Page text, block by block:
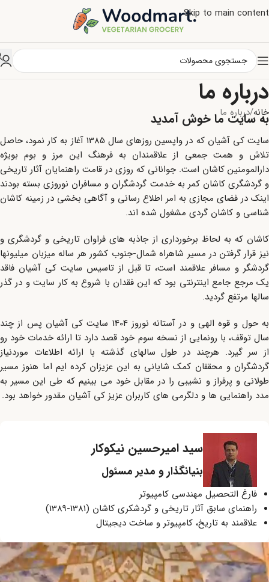
Skip to main content
درباره ما
خانه درباره ما
به سایت ما خوش آمدید
سایت کی آشیان که در واپسین روزهای سال 1385 آغاز به کار نمود، حاصل
تلاش و همت جمعی از علاقمندان به فرهنگ این مرز و بوم بویژه
دارالمومنین کاشان است. جوانانی که روزی در قامت راهنمایان آثار تاریخی
و گردشگری کاشان کمر به خدمت گردشگران و مسافران نوروزی بسته بودند
اینک در فضای مجازی به امر اطلاع رسانی و آگاهی بخشی در زمینه کاشان
شناسی و کاشان گردی مشغول شده اند.
کاشان که به لحاظ برخورداری از جاذبه های فراوان تاریخی و گردشگری و
نیز قرار گرفتن در مسیر شاهراه شمال-جنوب کشور هر ساله میزبان میلیونها
گردشگر و مسافر علاقمند است، تا قبل از تاسیس سایت کی آشیان فاقد
یک مرجع جامع اینترنتی بود که این فقدان با شروع به کار سایت و در گذر
سالها مرتفع گردید.
به حول و قوه الهی و در آستانه نوروز 1404 سایت کی آشیان پس از چند
سال توقف، با رونمایی از نسخه سوم خود قصد دارد تا ارائه خدمات خود رو
از سر گیرد. هرچند در طول سالهای گذشته با ارائه اطلاعات موردنیاز
گردشگران و محققان کمک شایانی به این عزیزان کرده ایم اما هنوز مسیر
طولانی و پرفراز و نشیبی را در مقابل خود می بینیم که طی این مسیر به
مدد راهنمایی ها و دلگرمی های کاربران عزیز کی آشیان مقدور خواهد بود.
سید امیرحسین نیکوکار
بنیانگذار و مدیر مسئول
فارغ التحصیل مهندسی کامپیوتر
راهنمای سابق آثار تاریخی و گردشکری کاشان (1381-1389)
علاقمند به تاریخ، کامپیوتر و ساخت دیجیتال